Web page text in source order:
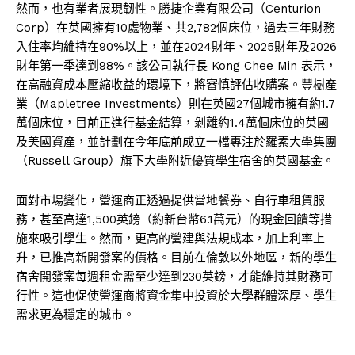
然而，也有業者展現韌性。勝捷企業有限公司（Centurion
Corp）在英國擁有10處物業、共2,782個床位，過去三年財務
入住率均維持在90%以上，並在2024財年、2025財年及2026
財年第一季達到98%。該公司執行長 Kong Chee Min 表示，
在高融資成本壓縮收益的環境下，將審慎評估收購案。豐樹產
業（Mapletree Investments）則在英國27個城市擁有約1.7
萬個床位，目前正進行基金結算，剝離約1.4萬個床位的英國
及美國資產，並計劃在今年底前成立一檔專注於羅素大學集團
（Russell Group）旗下大學附近優質學生宿舍的英國基金。
面對市場變化，營運商正透過提供當地餐券、自行車租賃服
務，甚至高達1,500英鎊（約新台幣6.1萬元）的現金回饋等措
施來吸引學生。然而，更高的營建與法規成本，加上利率上
升，已推高新開發案的價格。目前在倫敦以外地區，新的學生
宿舍開發案每週租金需至少達到230英鎊，才能維持其財務可
行性。這也促使營運商將資金集中投資於大學群體深厚、學生
需求更為穩定的城市。